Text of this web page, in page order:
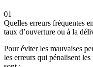
01
Quelles erreurs fréquentes
taux d’ouverture ou à la
Pour éviter les mauvaises
les erreurs qui pénalisent